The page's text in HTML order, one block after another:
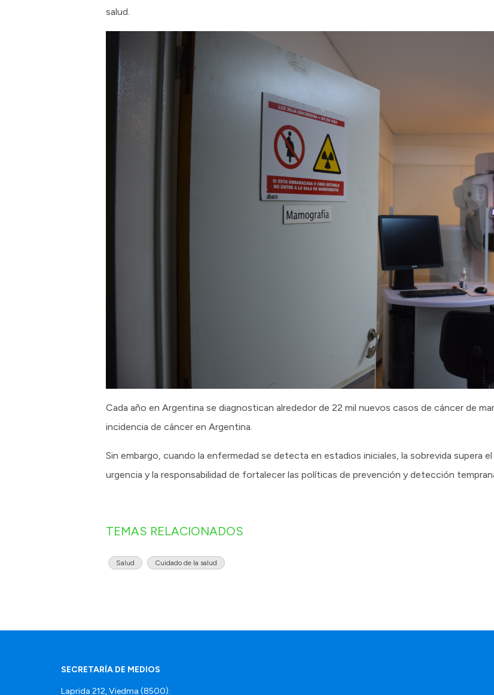
salud.
Cada año en Argentina se diagnostican alrededor de 22 mil nuevos casos de cáncer de
incidencia de cáncer en Argentina.
Sin embargo, cuando la enfermedad se detecta en estadios iniciales, la sobrevida supera
urgencia y la responsabilidad de fortalecer las políticas de prevención y detección
TEMAS RELACIONADOS
Salud Cuidado de la salud
SECRETARÍA DE MEDIOS
Laprida 212, Viedma (8500).